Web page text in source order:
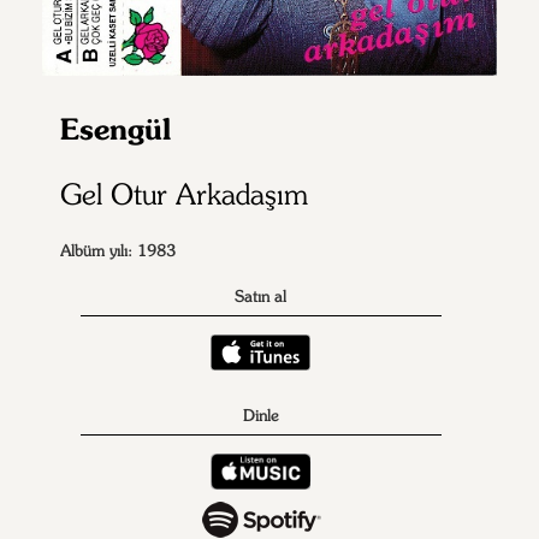
Esengül
Gel Otur Arkadaşım
Albüm yılı: 1983
Satın al
Dinle